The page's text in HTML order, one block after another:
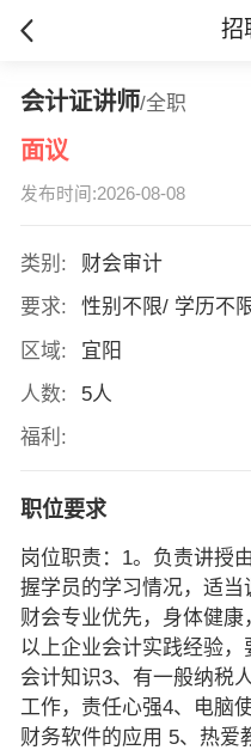
招
会计证讲师/全职
面议
发布时间:2026-08-08
类别:
财会审计
要求:
性别不限/ 学历不
区域:
宜阳
人数:
5人
福利:
职位要求
岗位职责：1。负责讲授
握学员的学习情况，适当
财会专业优先，身体健
以上企业会计实践经验
会计知识3、有一般纳税
工作，责任心强4、电脑
财务软件的应用 5、热爱